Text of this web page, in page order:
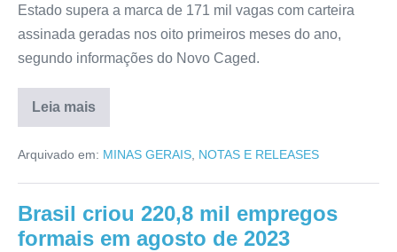
Estado supera a marca de 171 mil vagas com carteira
assinada geradas nos oito primeiros meses do ano,
segundo informações do Novo Caged.
Leia mais
Arquivado em: MINAS GERAIS NOTAS E RELEASES
Brasil criou 220,8 mil empregos
formais em agosto de 2023